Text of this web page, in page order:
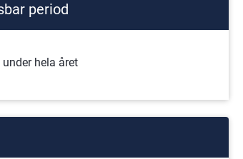
period
hela året